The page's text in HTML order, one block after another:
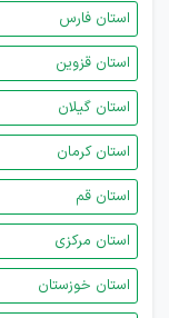
استان فارس
استان قزوین
استان گیلان
استان کرمان
استان قم
استان مرکزی
استان خوزستان